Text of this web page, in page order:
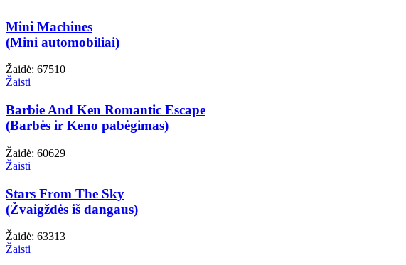
Mini Machines
(Mini automobiliai)
Žaidė: 67510
Žaisti
Barbie And Ken Romantic Escape
(Barbės ir Keno pabėgimas)
Žaidė: 60629
Žaisti
Stars From The Sky
(Žvaigždės iš dangaus)
Žaidė: 63313
Žaisti